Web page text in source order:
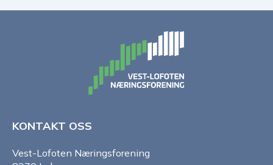
KONTAKT OSS
Vest-Lofoten Næringsforening